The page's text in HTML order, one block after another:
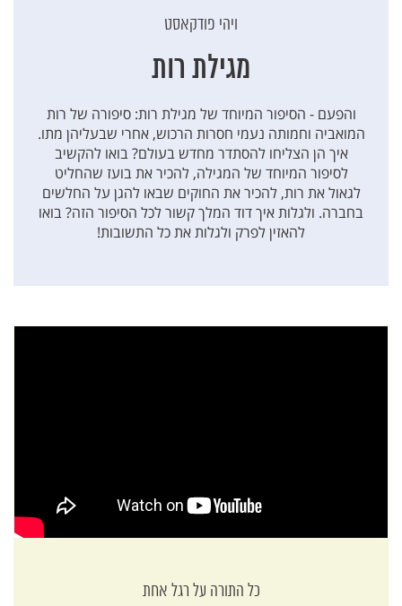
ויהי פודקאסט
מגילת רות
והפעם - הסיפור המיוחד של מגילת רות: סיפורה של רות
המואביה וחמותה נעמי חסרות הרכוש, אחרי שבעליהן מתו.
איך הן הצליחו להסתדר מחדש בעולם? בואו להקשיב
לסיפור המיוחד של המגילה, להכיר את בועז שהחליט
לגאול את רות, להכיר את החוקים שבאו להגן על החלשים
בחברה. ולגלות איך דוד המלך קשור לכל הסיפור הזה? בואו
להאזין לפרק ולגלות את כל התשובות!
כל התורה על רגל אחת